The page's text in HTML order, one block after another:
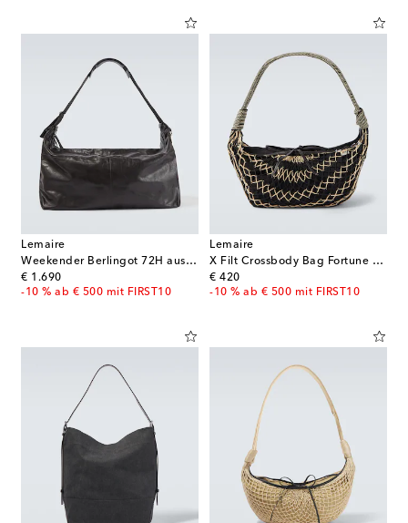
Lemaire
Weekender Berlingot 72H aus Leder
€ 1.690
original price
-10 % ab € 500 mit FIRST10
Lemaire
X Filt Crossbody Bag Fortune Croissant
€ 420
original price
-10 % ab € 500 mit FIRST10